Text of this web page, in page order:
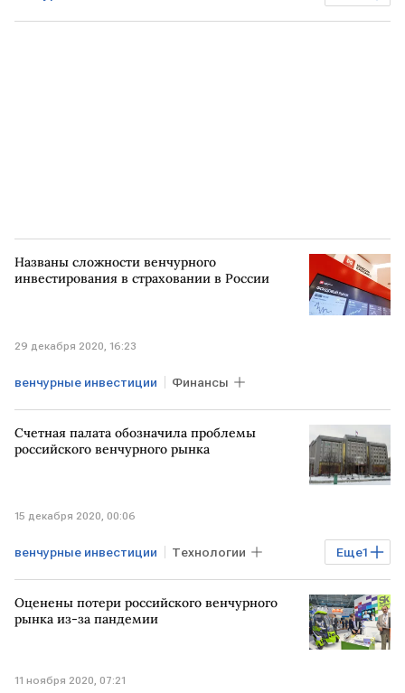
Сбербанк
Названы сложности венчурного
инвестирования в страховании в России
29 декабря 2020, 16:23
венчурные инвестиции Финансы
Счетная палата обозначила проблемы
российского венчурного рынка
15 декабря 2020, 00:06
Еще1
венчурные инвестиции Технологии
Счетная палата
Оценены потери российского венчурного
рынка из-за пандемии
11 ноября 2020, 07:21